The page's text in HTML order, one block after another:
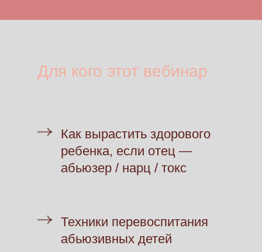
Для кого этот вебинар
Как вырастить здорового
ребенка, если отец —
абьюзер / нарц / токс
Техники перевоспитания
абьюзивных детей